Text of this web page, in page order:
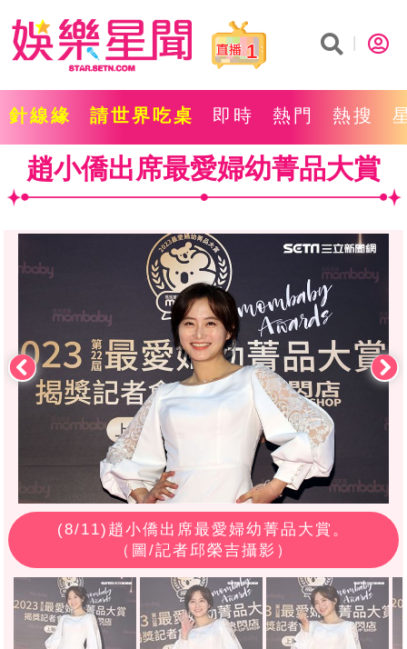
1
針線緣 請世界吃桌 即時 熱門 熱搜
趙小僑出席最愛婦幼菁品大賞
(8/11)趙小僑出席最愛婦幼菁品大賞。
（圖/記者邱榮吉攝影）